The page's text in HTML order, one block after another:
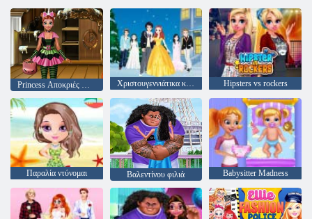
Princess Αποκριές Κόμμα Χριστουγεννιάτικα κορίτσια Hipsters vs rockers
Παραλία ντύνομαι Βαλεντίνου φιλιά Babysitter Madness